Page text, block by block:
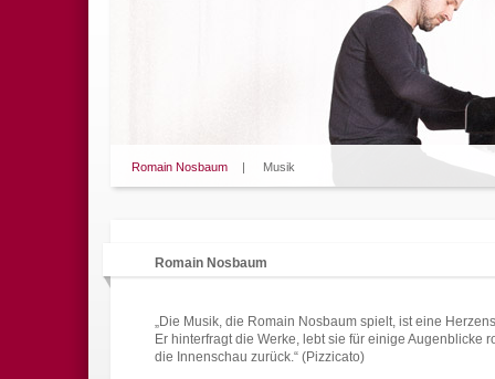
Romain Nosbaum | Musik
Romain Nosbaum
„Die Musik, die Romain Nosbaum spielt, ist eine
Er hinterfragt die Werke, lebt sie für einige Augenblicke
die Innenschau zurück.“ (Pizzicato)